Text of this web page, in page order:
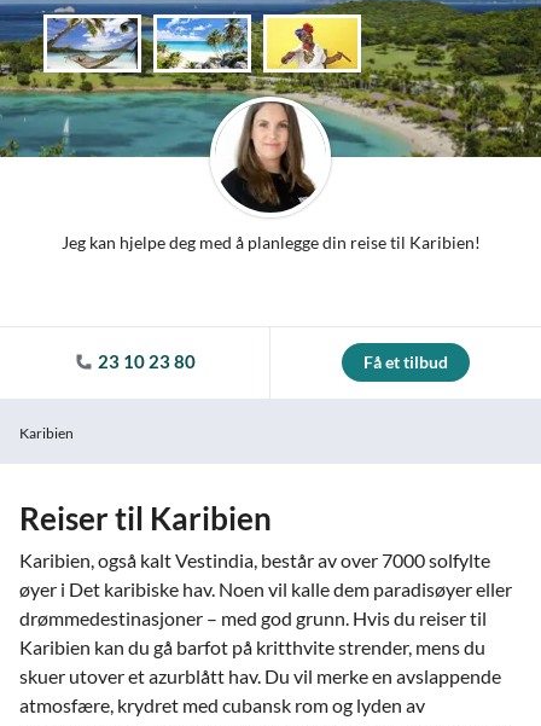
Jeg kan hjelpe deg med å planlegge din reise til Karibien!
23 10 23 80 Få et tilbud
Karibien
Reiser til Karibien
Karibien, også kalt Vestindia, består av over 7000 solfylte
øyer i Det karibiske hav. Noen vil kalle dem paradisøyer eller
drømmedestinasjoner – med god grunn. Hvis du reiser til
Karibien kan du gå barfot på kritthvite strender, mens du
skuer utover et azurblått hav. Du vil merke en avslappende
atmosfære, krydret med cubansk rom og lyden av